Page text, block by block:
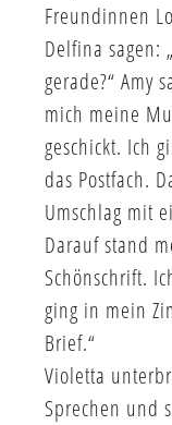
Freundinnen
Delfina sagen:
gerade?“ Amy
mich meine
geschickt. Ich
das Postfach.
Umschlag mit
Darauf stand
Schönschrift.
ging in mein
Brief.“
Violetta
Sprechen und